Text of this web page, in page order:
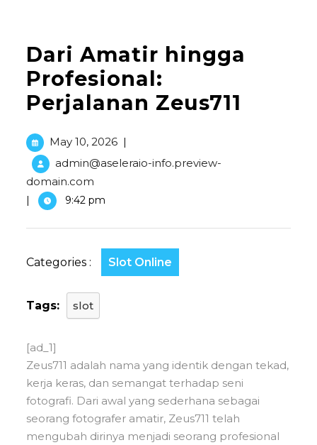
Dari Amatir hingga
Profesional:
Perjalanan Zeus711
May 10, 2026 |
admin@aseleraio-info.preview-
domain.com
| 9:42 pm
Categories : Slot Online
Tags: slot
[ad_1]
Zeus711 adalah nama yang identik dengan tekad,
kerja keras, dan semangat terhadap seni
fotografi. Dari awal yang sederhana sebagai
seorang fotografer amatir, Zeus711 telah
mengubah dirinya menjadi seorang profesional